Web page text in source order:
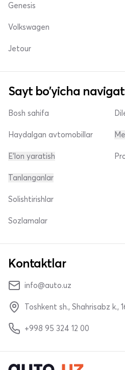
Genesis
Volkswagen
Jetour
Sayt bo'yicha
Bosh sahifa
Haydalgan avtomobillar
E'lon yaratish
Tanlanganlar
Solishtirishlar
Sozlamalar
Kontaktlar
info@auto.uz
Toshkent sh., Shahrisabz k.,
+998 95 324 12 00